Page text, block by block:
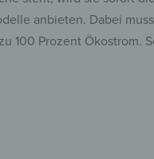
anbieten. Dabei
100 Prozent